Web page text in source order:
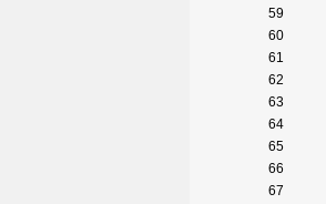
59
60
61
62
63
64
65
66
67